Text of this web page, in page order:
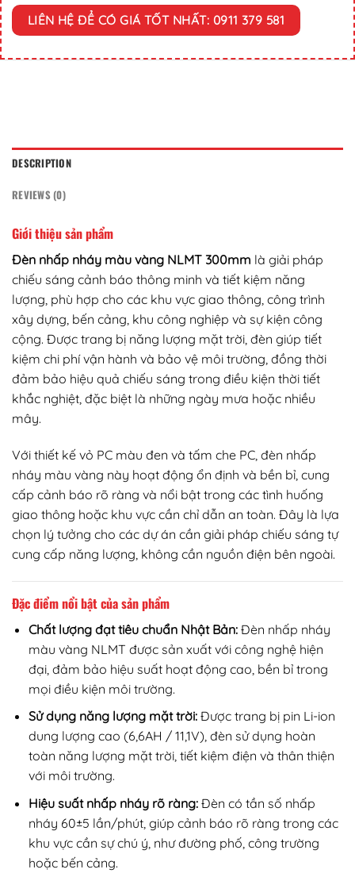
LIÊN HỆ ĐỂ CÓ GIÁ TỐT NHẤT: 0911 379 581
DESCRIPTION
REVIEWS (0)
Giới thiệu sản phẩm
Đèn nhấp nháy màu vàng NLMT 300mm là giải pháp
chiếu sáng cảnh báo thông minh và tiết kiệm năng
lượng, phù hợp cho các khu vực giao thông, công trình
xây dựng, bến cảng, khu công nghiệp và sự kiện công
cộng. Được trang bị năng lượng mặt trời, đèn giúp tiết
kiệm chi phí vận hành và bảo vệ môi trường, đồng thời
đảm bảo hiệu quả chiếu sáng trong điều kiện thời tiết
khắc nghiệt, đặc biệt là những ngày mưa hoặc nhiều
mây.
Với thiết kế vỏ PC màu đen và tấm che PC, đèn nhấp
nháy màu vàng này hoạt động ổn định và bền bỉ, cung
cấp cảnh báo rõ ràng và nổi bật trong các tình huống
giao thông hoặc khu vực cần chỉ dẫn an toàn. Đây là lựa
chọn lý tưởng cho các dự án cần giải pháp chiếu sáng tự
cung cấp năng lượng, không cần nguồn điện bên ngoài.
Đặc điểm nổi bật của sản phẩm
Chất lượng đạt tiêu chuẩn Nhật Bản:Đèn nhấp nháy
màu vàng NLMT được sản xuất với công nghệ hiện
đại, đảm bảo hiệu suất hoạt động cao, bền bỉ trong
mọi điều kiện môi trường.
Sử dụng năng lượng mặt trời:Được trang bị pin Li-ion
dung lượng cao (6,6AH / 11,1V), đèn sử dụng hoàn
toàn năng lượng mặt trời, tiết kiệm điện và thân thiện
với môi trường.
Hiệu suất nhấp nháy rõ ràng:Đèn có tần số nhấp
nháy 60±5 lần/phút, giúp cảnh báo rõ ràng trong các
khu vực cần sự chú ý, như đường phố, công trường
hoặc bến cảng.